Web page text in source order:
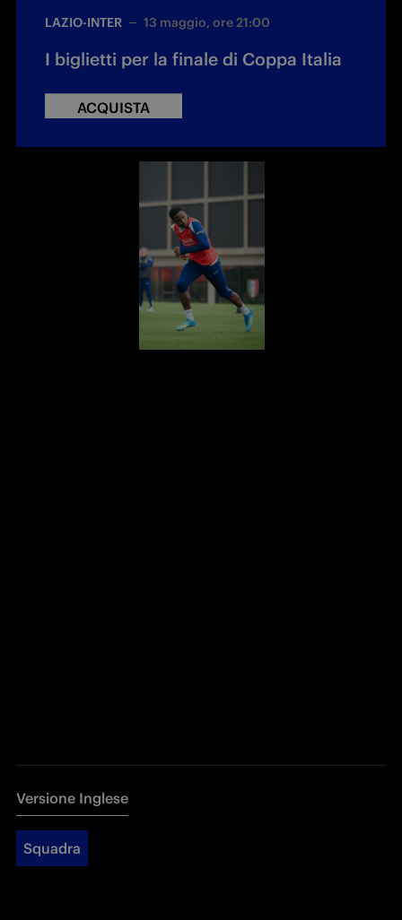
LAZIO-INTER 13 maggio, ore 21:00
I biglietti per la finale di Coppa Italia
ACQUISTA
Versione Inglese
Squadra